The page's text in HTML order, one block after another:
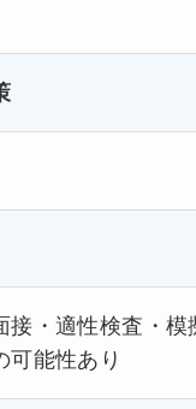
接・適性検査・
可能性あり